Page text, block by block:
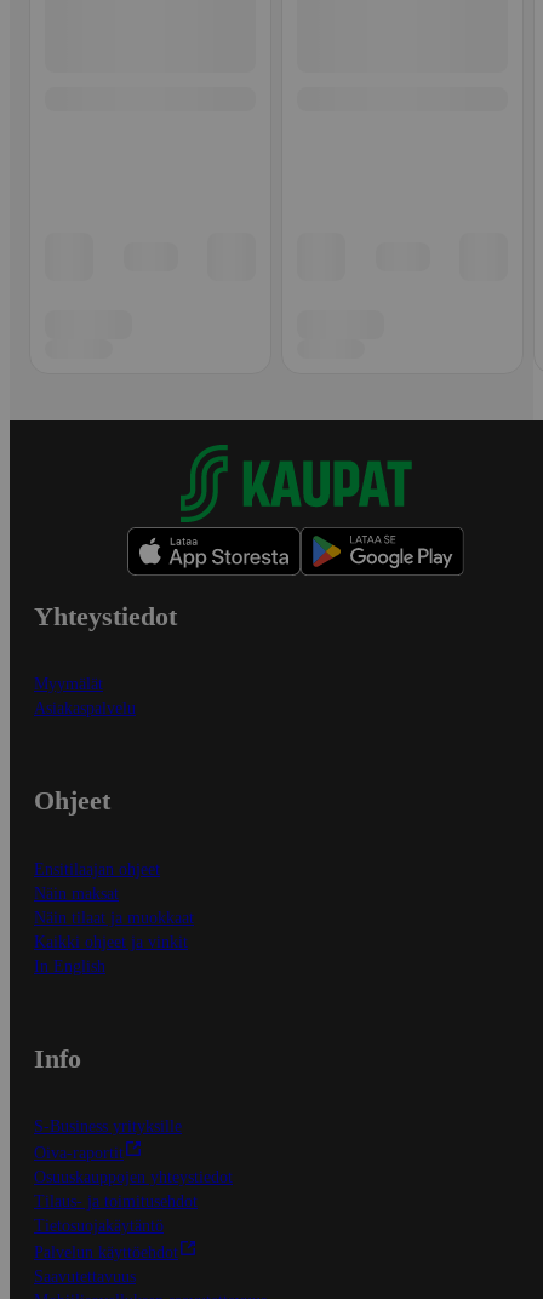
Yhteystiedot
Myymälät
Asiakaspalvelu
Ohjeet
Ensitilaajan ohjeet
Näin maksat
Näin tilaat ja muokkaat
Kaikki ohjeet ja vinkit
In English
Info
S-Business yrityksille
Oiva-raportit
Osuuskauppojen yhteystiedot
Tilaus- ja toimitusehdot
Tietosuojakäytäntö
Palvelun käyttöehdot
Saavutettavuus